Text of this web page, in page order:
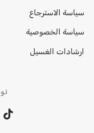
سياسة الاسترجاع
سياسة الخصوصية
ارشادات الغسيل